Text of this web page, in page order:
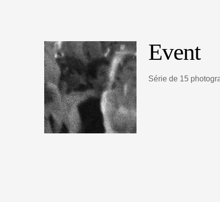
Event
Série de 15